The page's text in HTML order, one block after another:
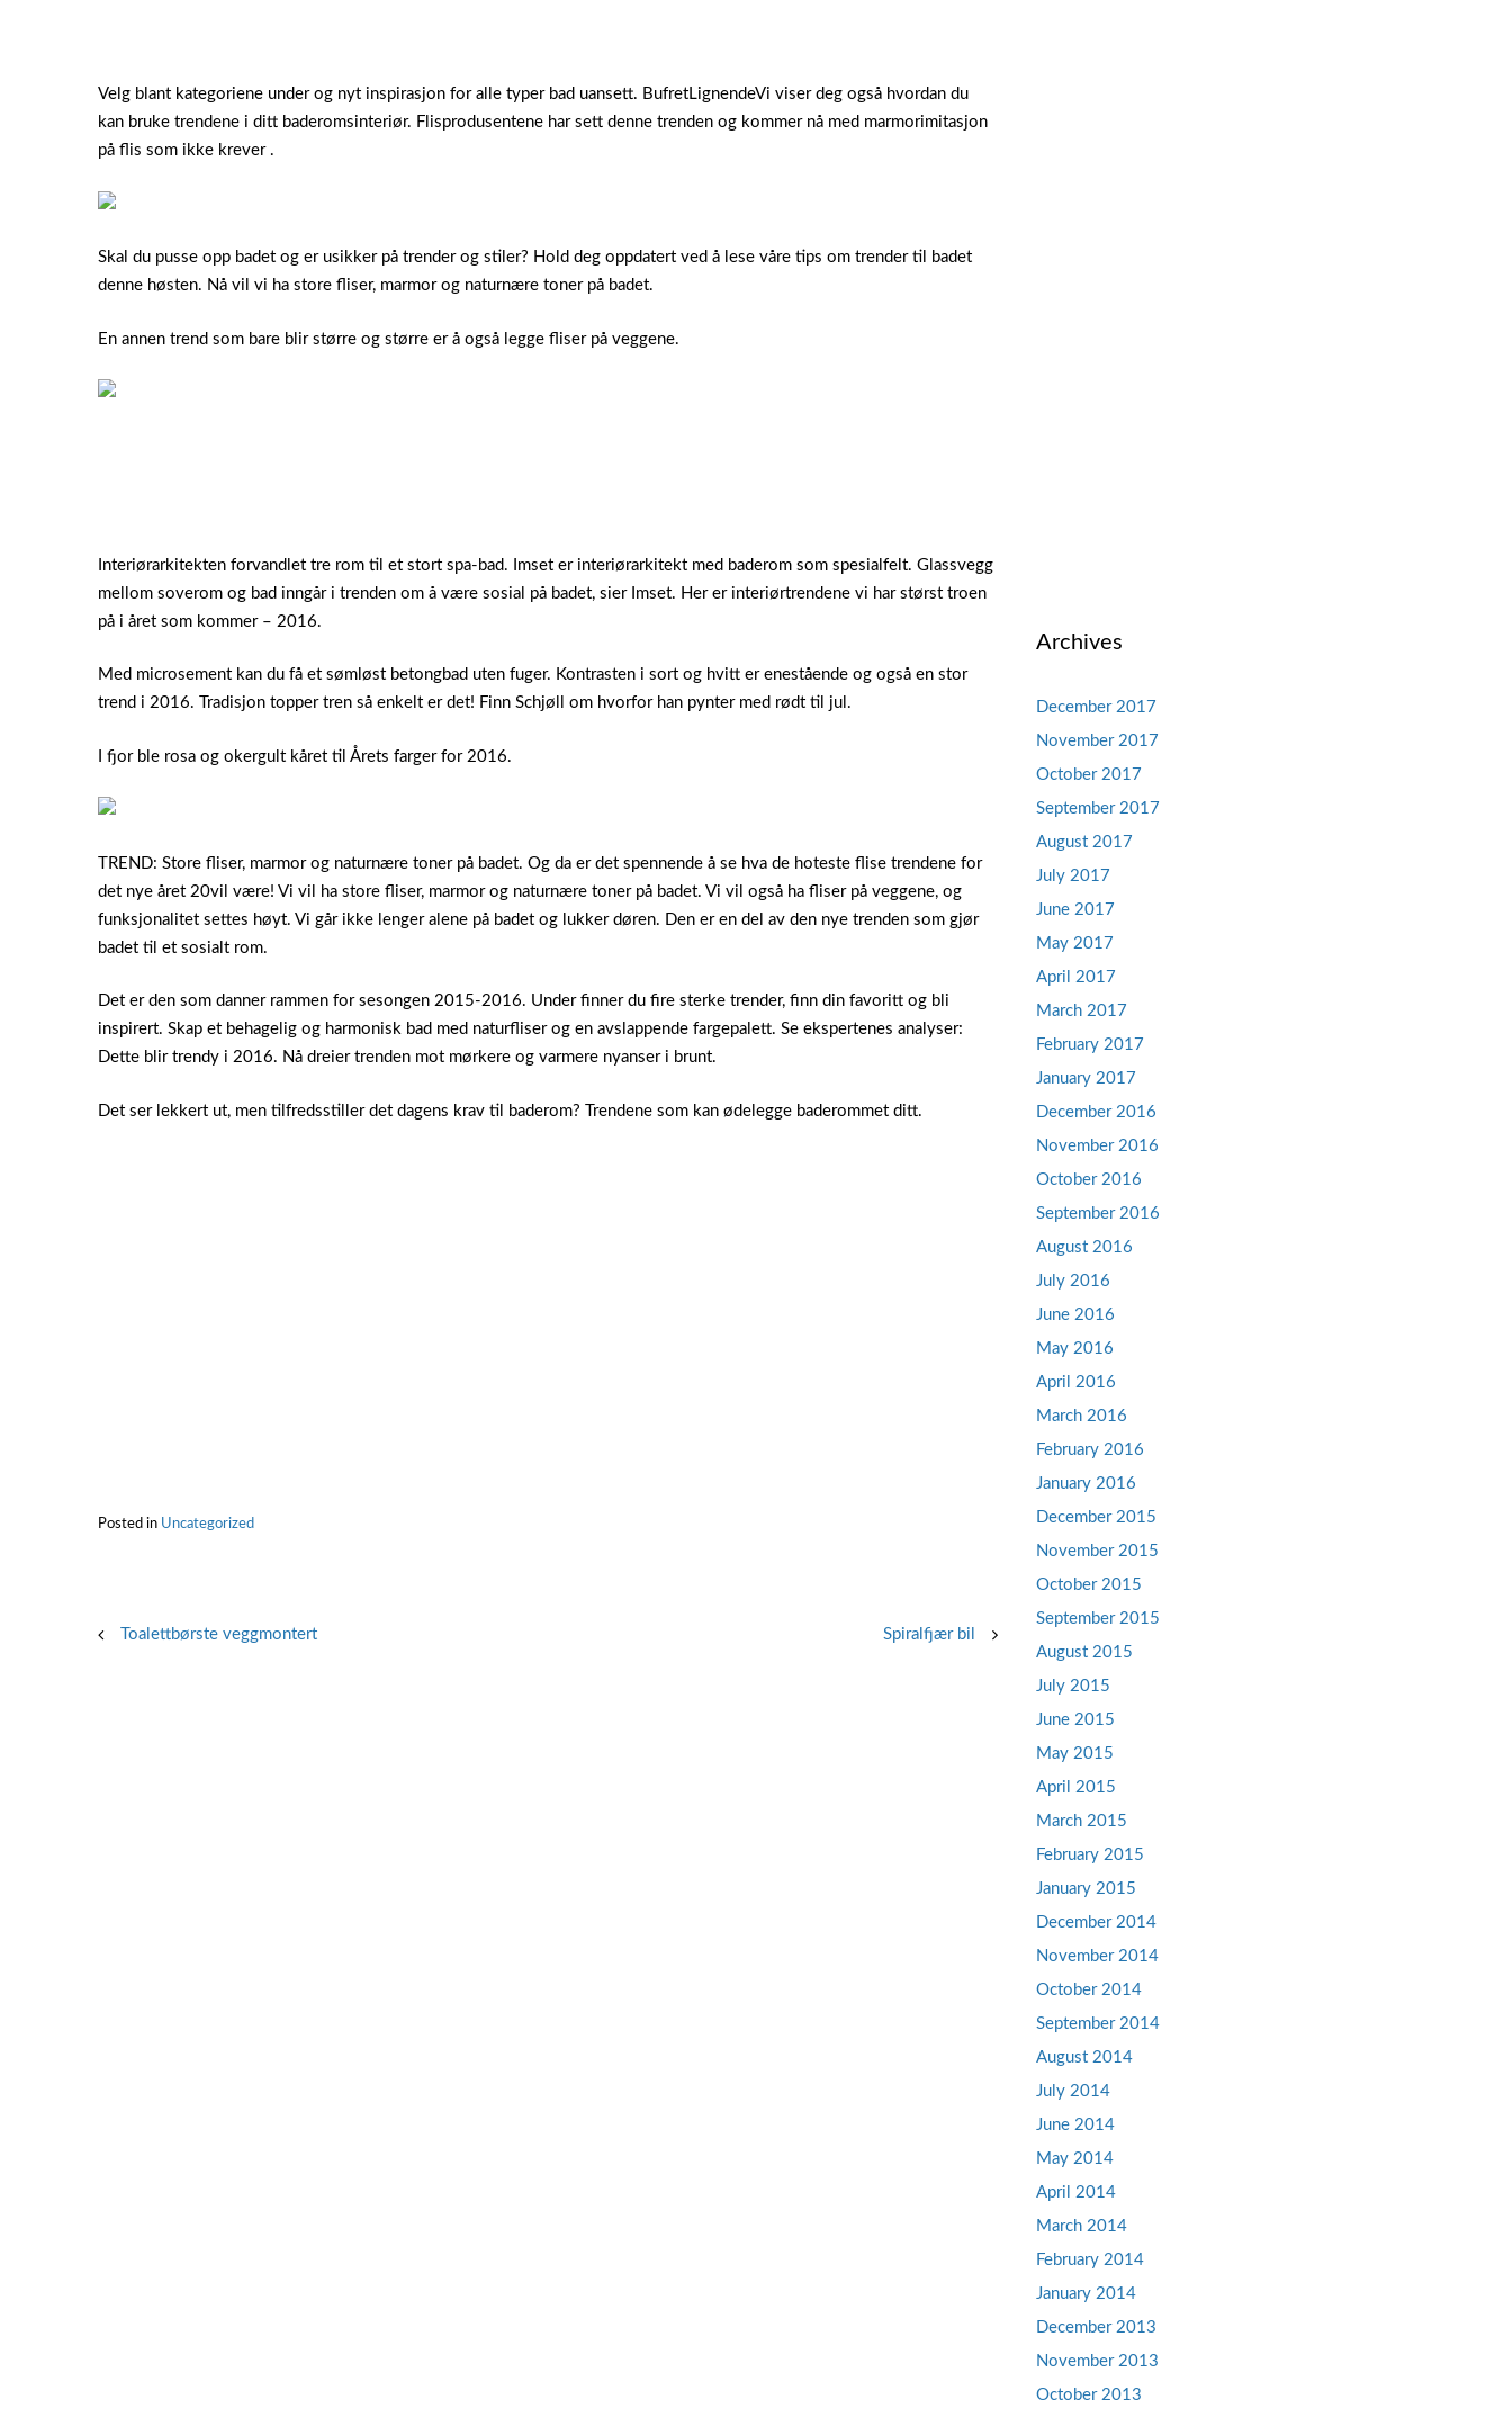
Velg blant kategoriene under og nyt inspirasjon for alle typer bad uansett. BufretLignendeVi viser deg også hvordan du
kan bruke trendene i ditt baderomsinteriør. Flisprodusentene har sett denne trenden og kommer nå med marmorimitasjon
på flis som ikke krever .
Skal du pusse opp badet og er usikker på trender og stiler? Hold deg oppdatert ved å lese våre tips om trender til badet
denne høsten. Nå vil vi ha store fliser, marmor og naturnære toner på badet.
En annen trend som bare blir større og større er å også legge fliser på veggene.
Interiørarkitekten forvandlet tre rom til et stort spa-bad. Imset er interiørarkitekt med baderom som spesialfelt. Glassvegg
mellom soverom og bad inngår i trenden om å være sosial på badet, sier Imset. Her er interiørtrendene vi har størst troen
på i året som kommer – 2016.
Med microsement kan du få et sømløst betongbad uten fuger. Kontrasten i sort og hvitt er enestående og også en stor
trend i 2016. Tradisjon topper tren så enkelt er det! Finn Schjøll om hvorfor han pynter med rødt til jul.
I fjor ble rosa og okergult kåret til Årets farger for 2016.
TREND: Store fliser, marmor og naturnære toner på badet. Og da er det spennende å se hva de hoteste flise trendene for
det nye året 20vil være! Vi vil ha store fliser, marmor og naturnære toner på badet. Vi vil også ha fliser på veggene, og
funksjonalitet settes høyt. Vi går ikke lenger alene på badet og lukker døren. Den er en del av den nye trenden som gjør
badet til et sosialt rom.
Det er den som danner rammen for sesongen 2015-2016. Under finner du fire sterke trender, finn din favoritt og bli
inspirert. Skap et behagelig og harmonisk bad med naturfliser og en avslappende fargepalett. Se ekspertenes analyser:
Dette blir trendy i 2016. Nå dreier trenden mot mørkere og varmere nyanser i brunt.
Det ser lekkert ut, men tilfredsstiller det dagens krav til baderom? Trendene som kan ødelegge baderommet ditt.
Posted in Uncategorized
PostToalettbørste veggmontert Spiralfjær bil
Archives
December 2017
November 2017
October 2017
September 2017
August 2017
July 2017
June 2017
May 2017
April 2017
March 2017
February 2017
January 2017
December 2016
November 2016
October 2016
September 2016
August 2016
July 2016
June 2016
May 2016
April 2016
March 2016
February 2016
January 2016
December 2015
November 2015
October 2015
September 2015
August 2015
July 2015
June 2015
May 2015
April 2015
March 2015
February 2015
January 2015
December 2014
November 2014
October 2014
September 2014
August 2014
July 2014
June 2014
May 2014
April 2014
March 2014
February 2014
January 2014
December 2013
November 2013
October 2013